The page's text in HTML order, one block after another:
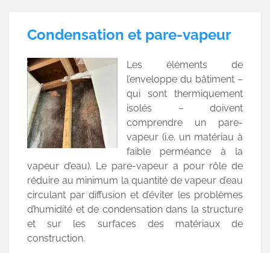
Condensation et pare-vapeur
Les éléments de
l’enveloppe du bâtiment –
qui sont thermiquement
isolés – doivent
comprendre un pare-
vapeur (i.e. un matériau à
faible perméance à la
vapeur d’eau). Le pare-vapeur a pour rôle de
réduire au minimum la quantité de vapeur d’eau
circulant par diffusion et d’éviter les problèmes
d’humidité et de condensation dans la structure
et sur les surfaces des matériaux de
construction.